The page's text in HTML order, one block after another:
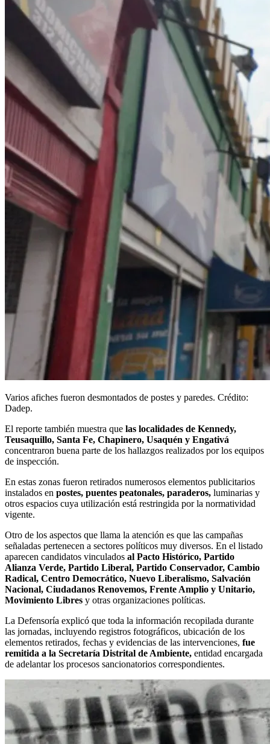
Varios afiches fueron desmontados de postes y paredes. Crédito:
Dadep.
El reporte también muestra que las localidades de Kennedy,
Teusaquillo, Santa Fe, Chapinero, Usaquén y Engativá
concentraron buena parte de los hallazgos realizados por los equipos
de inspección.
En estas zonas fueron retirados numerosos elementos publicitarios
instalados en postes, puentes peatonales, paraderos, luminarias y
otros espacios cuya utilización está restringida por la normatividad
vigente.
Otro de los aspectos que llama la atención es que las campañas
señaladas pertenecen a sectores políticos muy diversos. En el listado
aparecen candidatos vinculados al Pacto Histórico, Partido
Alianza Verde, Partido Liberal, Partido Conservador, Cambio
Radical, Centro Democrático, Nuevo Liberalismo, Salvación
Nacional, Ciudadanos Renovemos, Frente Amplio y Unitario,
Movimiento Libres y otras organizaciones políticas.
La Defensoría explicó que toda la información recopilada durante
las jornadas, incluyendo registros fotográficos, ubicación de los
elementos retirados, fechas y evidencias de las intervenciones, fue
remitida a la Secretaría Distrital de Ambiente, entidad encargada
de adelantar los procesos sancionatorios correspondientes.